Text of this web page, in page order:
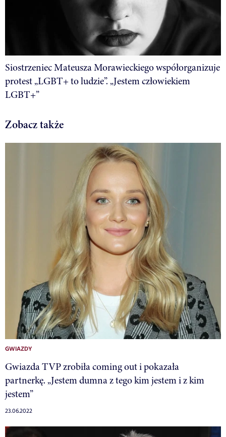
Siostrzeniec Mateusza Morawieckiego współorganizuje
protest „LGBT+ to ludzie”. „Jestem człowiekiem
LGBT+”
Zobacz także
GWIAZDY
Gwiazda TVP zrobiła coming out i pokazała
partnerkę. „Jestem dumna z tego kim jestem i z kim
jestem”
23.06.2022